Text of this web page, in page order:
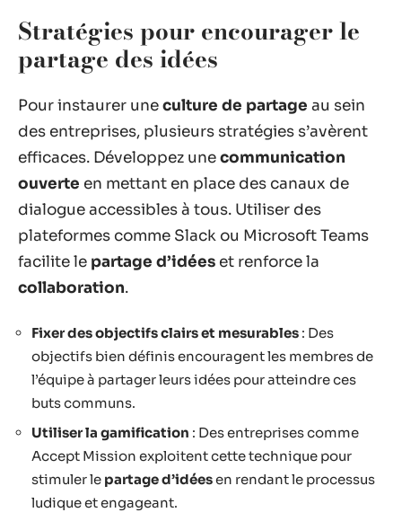
Stratégies pour encourager le
partage des idées
Pour instaurer uneculture de partage au sein
des entreprises, plusieurs stratégies s’avèrent
efficaces. Développez unecommunication
ouverte en mettant en place des canaux de
dialogue accessibles à tous. Utiliser des
plateformes comme Slack ou Microsoft Teams
facilite le partage d’idées et renforce la
collaboration.
Fixer des objectifs clairs et mesurables : Des
objectifs bien définis encouragent les membres de
l’équipe à partager leurs idées pour atteindre ces
buts communs.
Utiliser la gamification : Des entreprises comme
Accept Mission exploitent cette technique pour
stimuler le partage d’idéesen rendant le processus
ludique et engageant.